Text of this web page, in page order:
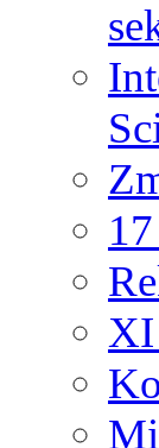
XI